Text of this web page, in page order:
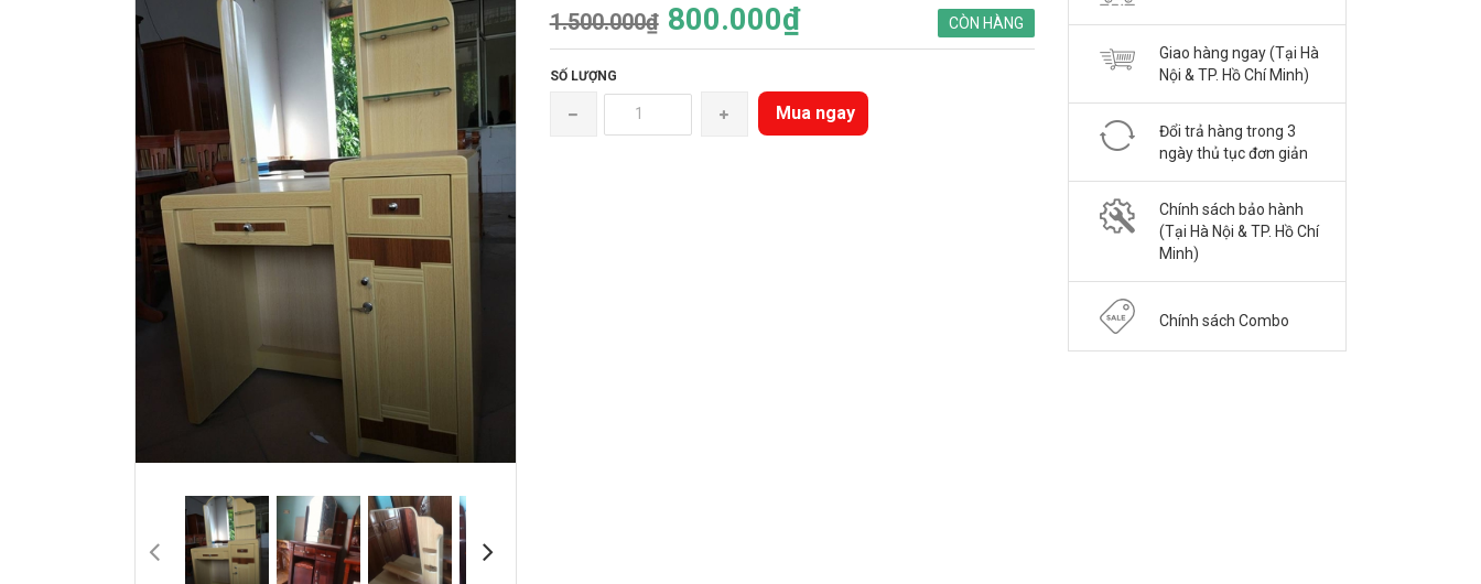
CÒN HÀNG
1.500.000₫ 800.000₫
SỐ LƯỢNG
Mua ngay
Giao hàng ngay (Tại Hà
Nội & TP. Hồ Chí Minh)
Đổi trả hàng trong 3
ngày thủ tục đơn giản
Chính sách bảo hành
(Tại Hà Nội & TP. Hồ Chí
Minh)
Chính sách Combo